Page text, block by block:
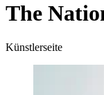
The
Künstlerseite